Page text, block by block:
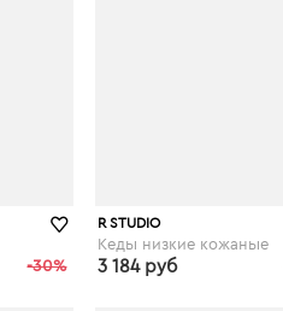
-30%
R STUDIO
Кеды низкие кожаные
3 184 руб